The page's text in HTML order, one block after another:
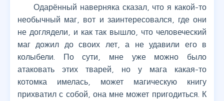
Одарённый наверняка сказал, что я какой-то
необычный маг, вот и заинтересовался, где они
не доглядели, и как так вышло, что человеческий
маг дожил до своих лет, а не удавили его в
колыбели. По сути, мне уже можно было
атаковать этих тварей, но у мага какая-то
котомка имелась, может магическую книгу
прихватил с собой, она мне может пригодиться. К